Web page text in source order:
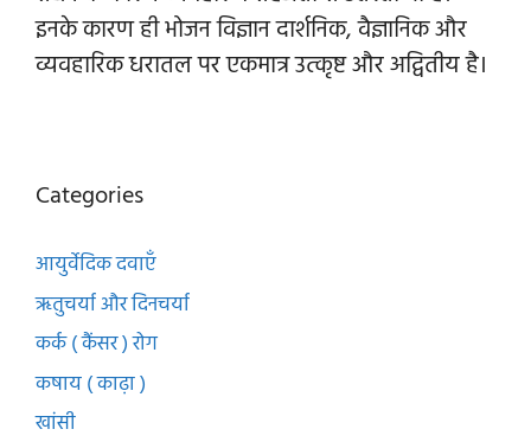
इनके कारण ही भोजन विज्ञान दार्शनिक, वैज्ञानिक और
व्यवहारिक धरातल पर एकमात्र उत्कृष्ट और अद्वितीय है।
Categories
आयुर्वेदिक दवाएँ
ऋतुचर्या और दिनचर्या
कर्क ( कैंसर ) रोग
कषाय ( काढ़ा )
खांसी